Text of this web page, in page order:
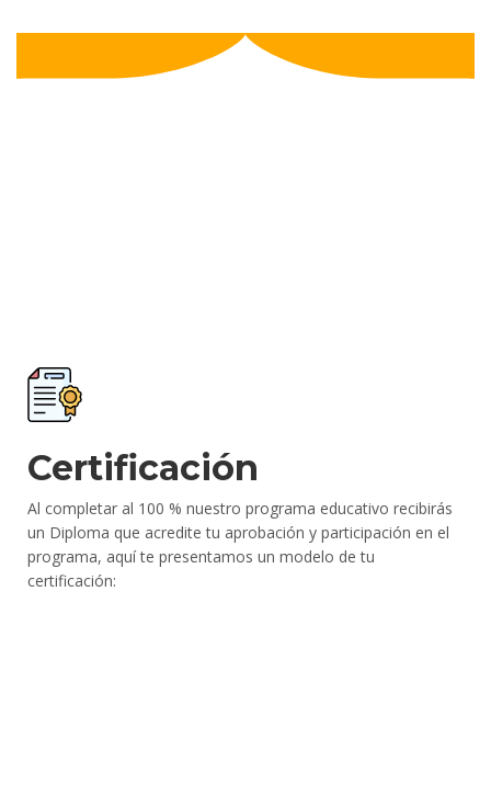
Certificación
Al completar al 100 % nuestro programa educativo recibirás
un Diploma que acredite tu aprobación y participación en el
programa, aquí te presentamos un modelo de tu
certificación: